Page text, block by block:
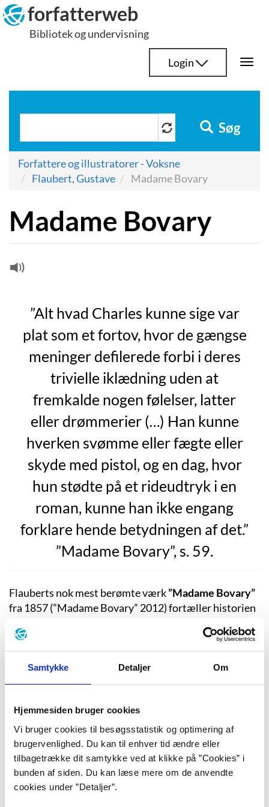
Samtykke Detaljer Om
Hjemmesiden bruger cookies
Vi bruger cookies til besøgsstatistik og optimering af
brugervenlighed. Du kan til enhver tid ændre eller
tilbagetrække dit samtykke ved at klikke på ”Cookies” i
bunden af siden. Du kan læse mere om de anvendte
cookies under ”Detaljer”.
Hop
til
indhold
forfatterweb
Bibliotek og undervisning
Login
Søg
Forfattere og illustratorer - Voksne
Flaubert, Gustave
Madame Bovary
Madame Bovary
”Alt hvad Charles kunne sige var
plat som et fortov, hvor de gængse
meninger defilerede forbi i deres
trivielle iklædning uden at
fremkalde nogen følelser, latter
eller drømmerier (…) Han kunne
hverken svømme eller fægte eller
skyde med pistol, og en dag, hvor
hun stødte på et rideudtryk i en
roman, kunne han ikke engang
forklare hende betydningen af det.”
”Madame Bovary”, s. 59.
Flauberts nok mest berømte værk”Madame Bovary”
fra 1857 (”Madame Bovary” 2012) fortæller historien
finde den kærlighed, hun kender fra romanerne. Da
faderens unge læge Charles Bovary anmoder om
hendes hånd i ægteskab, tror hun, at lykken er gjort,
men livet som lægefrue lever langt fra op til hendes
føler sig hurtigt kvalt i ægteskabet med den
godmodige, men gudsjammerligt kedelige og
middelmådige Charles, der lidt for let lader sig tromle
af både hustruen og sin dominerende mor. Uanset
hvor meget Emma prøver at iscenesætte ham, bliver
Charles aldrig den romanhelt, hun søger.